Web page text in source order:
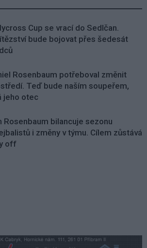
Cup se vrací do Sedlčan.
bude bojovat přes šedesát
Rosenbaum potřeboval změnit
Teď bude naším soupeřem,
jeho otec
Rosenbaum bilancuje sezonu
i změny v týmu. Cílem zůstává
off